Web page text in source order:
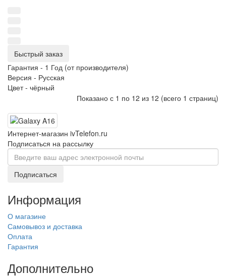
Быстрый заказ
Гарантия - 1 Год (от производителя)
Версия - Русская
Цвет - чёрный
Показано с 1 по 12 из 12 (всего 1 страниц)
Интернет-магазин ivTelefon.ru
Подписаться на рассылку
Подписаться
Информация
О магазине
Самовывоз и доставка
Оплата
Гарантия
Дополнительно